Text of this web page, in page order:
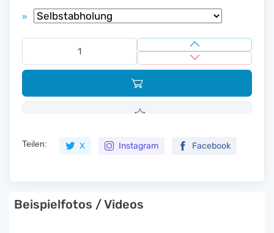
»
Teilen: X Instagram Facebook
Beispielfotos / Videos